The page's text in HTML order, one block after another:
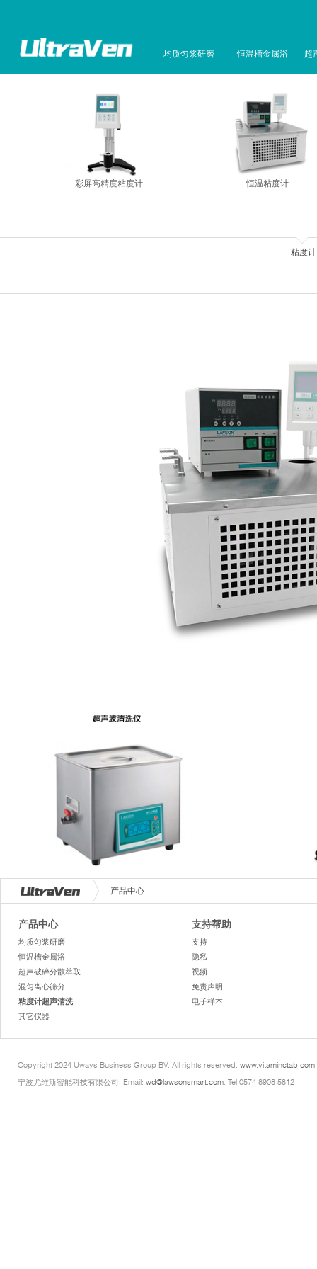
均质匀浆研磨 恒温槽金属浴 超
彩屏高精度粘度计 恒温粘度计
粘度计
产品中心
产品中心
均质匀浆研磨
恒温槽金属浴
超声破碎分散萃取
混匀离心筛分
粘度计超声清洗
其它仪器
支持帮助
支持
隐私
视频
免责声明
电子样本
Copyright 2024 Uways Business Group BV. All rights reserved. www.vitaminctab.com
宁波尤维斯智能科技有限公司. Email: wd@lawsonsmart.com . Tel:0574 8908 5812